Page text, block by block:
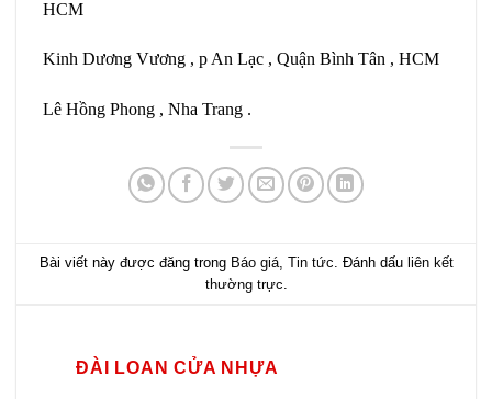
HCM
Kinh Dương Vương , p An Lạc , Quận Bình Tân , HCM
Lê Hồng Phong , Nha Trang .
Bài viết này được đăng trong Báo giá, Tin tức . Đánh dấu liên kết
thường trực
ĐÀI LOAN CỬA NHỰA